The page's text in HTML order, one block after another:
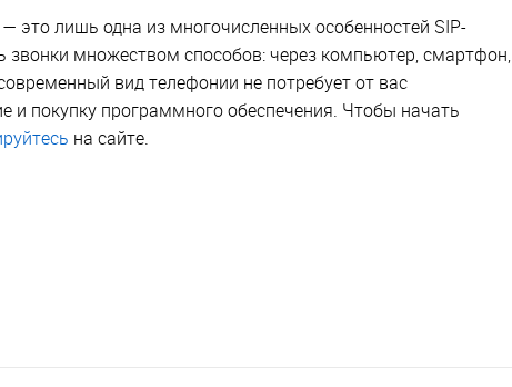
это лишь одна из многочисленных особенностей SIP-
звонки множеством способов: через компьютер, смартфон,
вид телефонии не потребует от вас
и покупку программного обеспечения. Чтобы начать
на сайте.